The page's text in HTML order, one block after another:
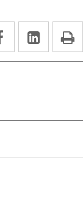
Facebook
Enlace
a
externa.
Enlace
a